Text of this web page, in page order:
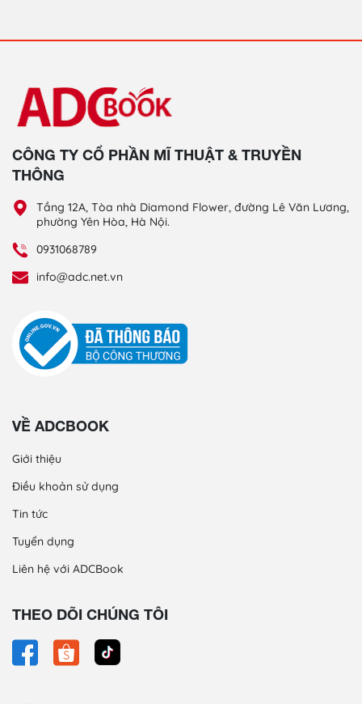
CÔNG TY CỔ PHẦN MĨ THUẬT & TRUYỀN
THÔNG
Tầng 12A, Tòa nhà Diamond Flower, đường Lê Văn Lương,
phường Yên Hòa, Hà Nội.
0931068789
info@adc.net.vn
VỀ ADCBOOK
Giới thiệu
Điều khoản sử dụng
Tin tức
Tuyển dụng
Liên hệ với ADCBook
THEO DÕI CHÚNG TÔI